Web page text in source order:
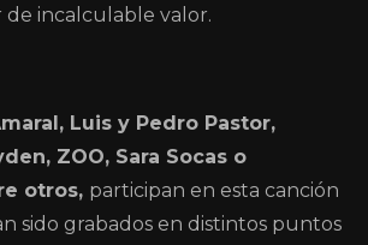
incalculable valor.
Luis y Pedro Pastor,
ZOO, Sara Socas o
otros, participan en esta canción
sido grabados en distintos puntos